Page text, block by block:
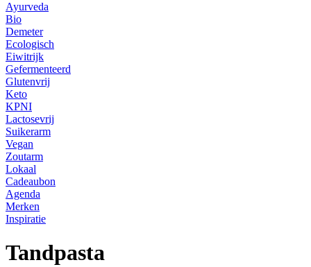
Ayurveda
Bio
Demeter
Ecologisch
Eiwitrijk
Gefermenteerd
Glutenvrij
Keto
KPNI
Lactosevrij
Suikerarm
Vegan
Zoutarm
Lokaal
Cadeaubon
Agenda
Merken
Inspiratie
Tandpasta